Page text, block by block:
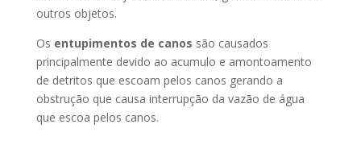
outros objetos.
Os entupimentos de canos são causados
principalmente devido ao acumulo e amontoamento
de detritos que escoam pelos canos gerando a
obstrução que causa interrupção da vazão de água
que escoa pelos canos.